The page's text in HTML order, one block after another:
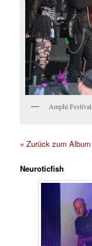
Amphi Festival
« Zurück zum Album
Neuroticfish